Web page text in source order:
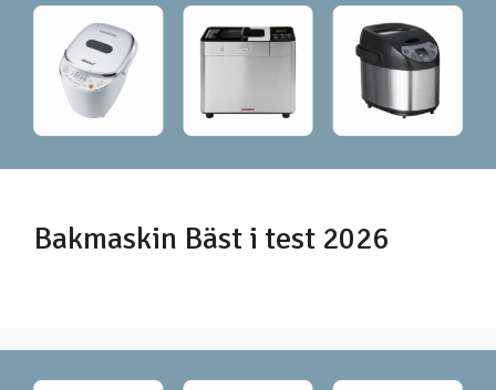
Bakmaskin Bäst i test 2026